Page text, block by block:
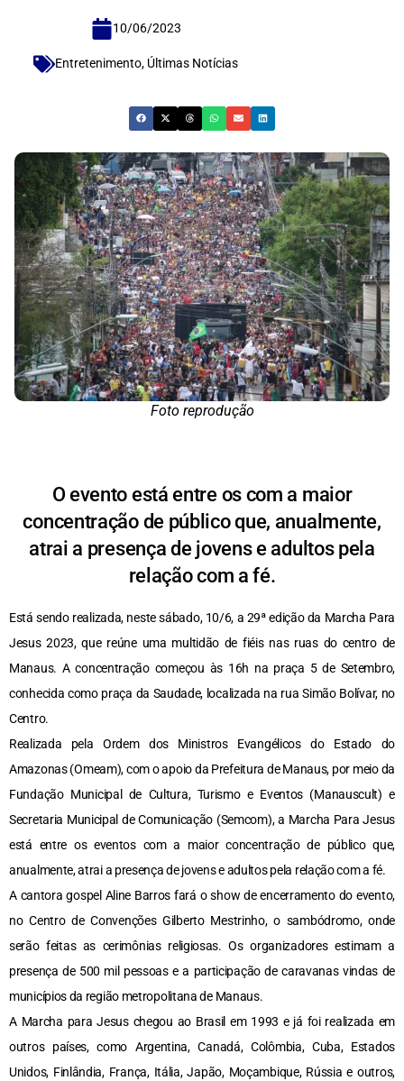
10/06/2023
Entretenimento, Últimas Notícias
Foto reprodução
O evento está entre os com a maior
concentração de público que, anualmente,
atrai a presença de jovens e adultos pela
relação com a fé.
Está sendo realizada, neste sábado, 10/6, a 29ª edição da Marcha Para
Jesus 2023, que reúne uma multidão de fiéis nas ruas do centro de
Manaus. A concentração começou às 16h na praça 5 de Setembro,
conhecida como praça da Saudade, localizada na rua Simão Bolívar, no
Centro.
Realizada pela Ordem dos Ministros Evangélicos do Estado do
Amazonas (Omeam), com o apoio da Prefeitura de Manaus, por meio da
Fundação Municipal de Cultura, Turismo e Eventos (Manauscult) e
Secretaria Municipal de Comunicação (Semcom), a Marcha Para Jesus
está entre os eventos com a maior concentração de público que,
anualmente, atrai a presença de jovens e adultos pela relação com a fé.
A cantora gospel Aline Barros fará o show de encerramento do evento,
no Centro de Convenções Gilberto Mestrinho, o sambódromo, onde
serão feitas as cerimônias religiosas. Os organizadores estimam a
presença de 500 mil pessoas e a participação de caravanas vindas de
municípios da região metropolitana de Manaus.
A Marcha para Jesus chegou ao Brasil em 1993 e já foi realizada em
outros países, como Argentina, Canadá, Colômbia, Cuba, Estados
Unidos, Finlândia, França, Itália, Japão, Moçambique, Rússia e outros,